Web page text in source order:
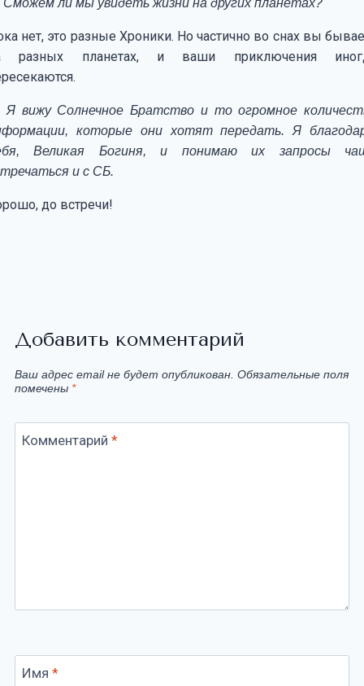
нет, это разные Хроники. Но частично во снах вы
разных планетах, и ваши приключения
вижу Солнечное Братство и то огромное
которые они хотят передать. Я
Великая Богиня, и понимаю их запросы
и с СБ.
до встречи!
Добавить комментарий
Ваш адрес email не будет опубликован. Обязательные поля
помечены *
Комментарий *
Имя *